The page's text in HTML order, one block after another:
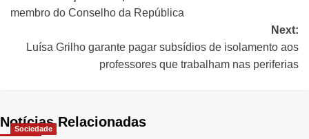
membro do Conselho da República
Next:
Luísa Grilho garante pagar subsídios de isolamento aos
professores que trabalham nas periferias
Notícias Relacionadas
Sociedade